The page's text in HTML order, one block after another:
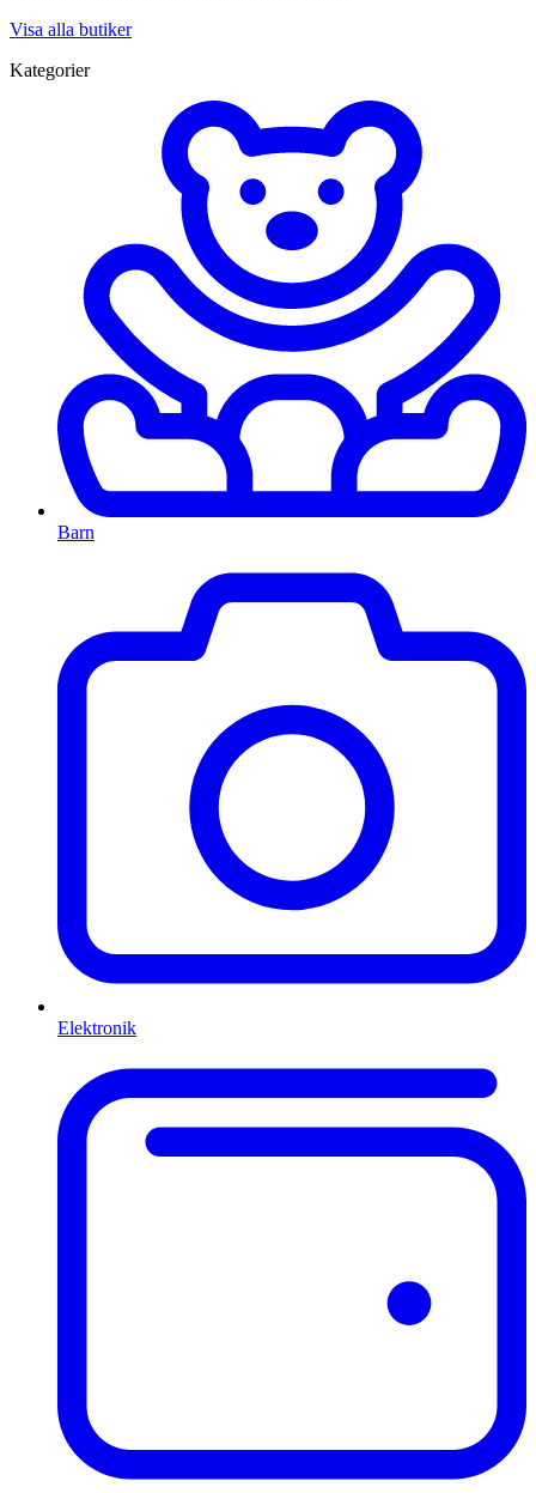
Visa alla butiker
Kategorier
Barn
Elektronik